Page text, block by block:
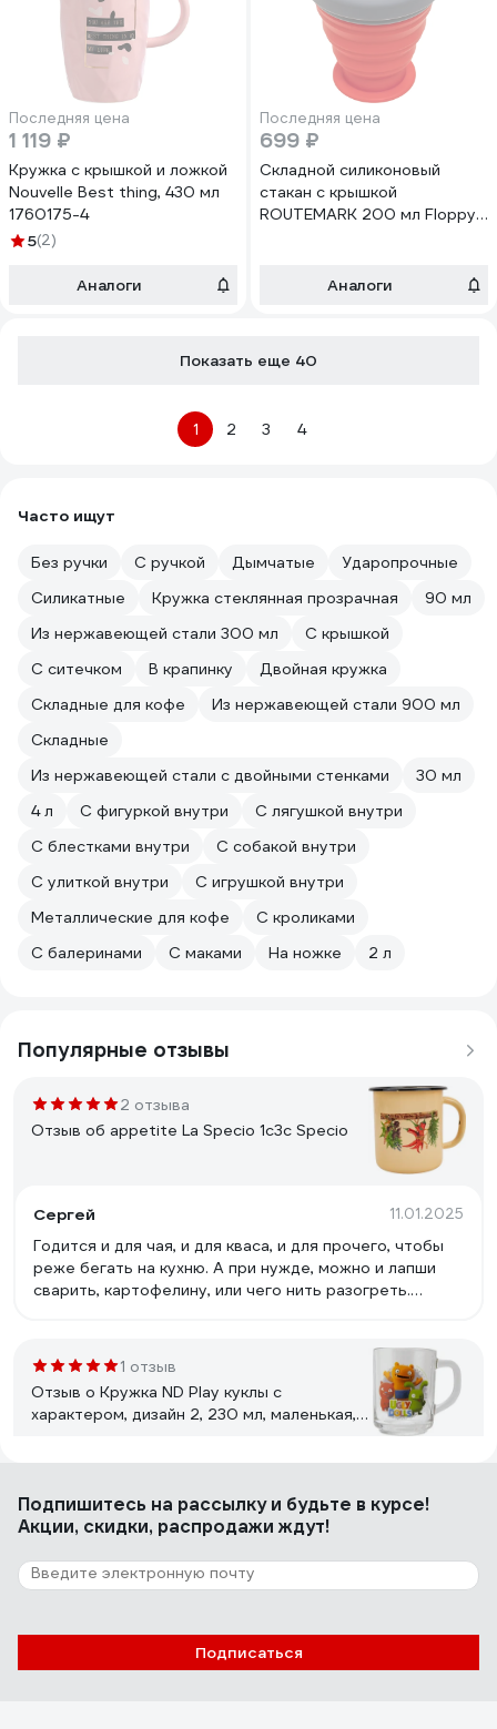
Последняя цена
1 119 ₽
Кружка с крышкой и ложкой
Nouvelle Best thing, 430 мл
1760175-4
5(2)
Аналоги
Последняя цена
699 ₽
Складной силиконовый
стакан с крышкой
ROUTEMARK 200 мл Floppy-
Аналоги
Показать еще 40
1 2 3 4
Часто ищут
Без ручки С ручкой Дымчатые
Ударопрочные
Силикатные
Кружка стеклянная прозрачная
90 мл
Из нержавеющей стали 300 мл
С крышкой
С ситечком
В крапинку
Двойная кружка
Складные для кофе
Из нержавеющей стали 900 мл
Складные
Из нержавеющей стали с двойными стенками
30 мл
4 л
С фигуркой внутри
С лягушкой внутри
С блестками внутри
С собакой внутри
С улиткой внутри
С игрушкой внутри
Металлические для кофе
С кроликами
С балеринами
С маками На ножке 2 л
Популярные отзывы
2 отзыва
Отзыв об appetite La Specio 1с3с Specio
Сергей 11.01.2025
Годится и для чая, и для кваса, и для прочего, чтобы
реже бегать на кухню. А при нужде, можно и лапши
сварить, картофелину, или чего нить разогреть.
1 отзыв
Отзыв о Кружка ND Play куклы с
характером, дизайн 2, 230 мл, маленькая,
++
3 отзыва
LINEA 350 мл, LOVELY ANIMALS-1, 30-
Подпишитесь на рассылкуи будьте в курсе!
Акции, скидки, распродажи ждут!
Подписаться